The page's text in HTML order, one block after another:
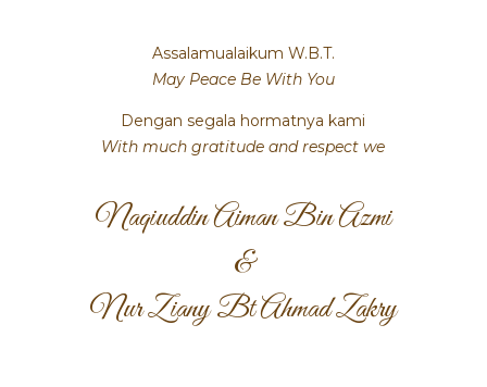
Assalamualaikum W.B.T.
May Peace Be With You
Dengan segala hormatnya kami
With much gratitude and respect we
Naqiuddin Aiman Bin Azmi
&
Nur Ziany Bt Ahmad Zakry